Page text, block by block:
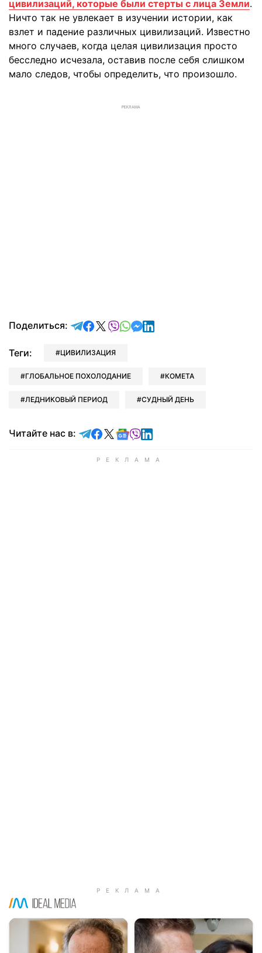
цивилизаций, которые были стерты с лица Земли.
Ничто так не увлекает в изучении истории, как
взлет и падение различных цивилизаций. Известно
много случаев, когда целая цивилизация просто
бесследно исчезала, оставив после себя слишком
мало следов, чтобы определить, что произошло.
РЕКЛАМА
Поделиться: отправить в Telegram
поделиться в Facebook
поделиться в X
отправить в Viber
отправить в Whatsapp
отправить в Messenger
отправить в LinkedIn
Теги: ЦИВИЛИЗАЦИЯ
ГЛОБАЛЬНОЕ ПОХОЛОДАНИЕ КОМЕТА
ЛЕДНИКОВЫЙ ПЕРИОД СУДНЫЙ ДЕНЬ
Читайте нас в: Читайте в Telegram
Читайте в Facebook
Читайте в X
Читайте в Google news
Читайте в Viber
Читайте в LinkedIn